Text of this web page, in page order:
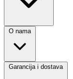
O nama
Garancija i dostava